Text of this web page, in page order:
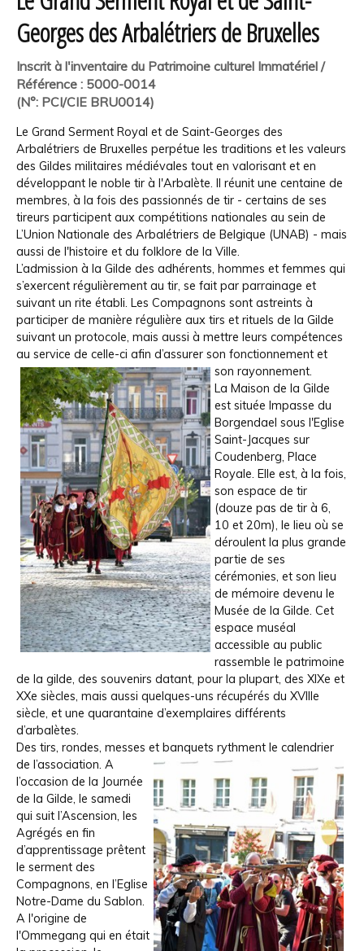
Georges des Arbalétriers de Bruxelles
Inscrit à l'inventaire du Patrimoine culturel Immatériel /
Référence : 5000-0014
(N°: PCI/CIE BRU0014)
Le Grand Serment Royal et de Saint-Georges des
Arbalétriers de Bruxelles perpétue les traditions et les valeurs
des Gildes militaires médiévales tout en valorisant et en
développant le noble tir à l'Arbalète. Il réunit une centaine de
membres, à la fois des passionnés de tir - certains de ses
tireurs participent aux compétitions nationales au sein de
L’Union Nationale des Arbalétriers de Belgique (UNAB) - mais
aussi de l'histoire et du folklore de la Ville.
L’admission à la Gilde des adhérents, hommes et femmes qui
s’exercent régulièrement au tir, se fait par parrainage et
suivant un rite établi. Les Compagnons sont astreints à
participer de manière régulière aux tirs et rituels de la Gilde
suivant un protocole, mais aussi à mettre leurs compétences
au service de celle-ci afin d’assurer son fonctionnement et
son rayonnement.
La Maison de la Gilde
est située Impasse du
Borgendael sous l'Eglise
Saint-Jacques sur
Coudenberg, Place
Royale. Elle est, à la fois,
son espace de tir
(douze pas de tir à 6,
10 et 20m), le lieu où se
déroulent la plus grande
partie de ses
cérémonies, et son lieu
de mémoire devenu le
Musée de la Gilde. Cet
espace muséal
accessible au public
rassemble le patrimoine
de la gilde, des souvenirs datant, pour la plupart, des XIXe et
XXe siècles, mais aussi quelques-uns récupérés du XVIIIe
siècle, et une quarantaine d’exemplaires différents
d’arbalètes.
Des tirs, rondes, messes et banquets rythment le calendrier
de l’association. A
l’occasion de la Journée
de la Gilde, le samedi
qui suit l’Ascension, les
Agrégés en fin
d’apprentissage prêtent
le serment des
Compagnons, en l’Eglise
Notre-Dame du Sablon.
A l'origine de
l'Ommegang qui en était